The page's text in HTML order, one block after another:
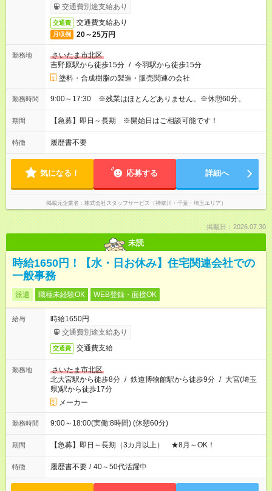
交通費別途支給あり
交通費 交通費支給あり
月収例 20～25万円
勤務地
さいたま市北区
吉野原駅から徒歩15分 / 今羽駅から徒歩15分
塗料・合成樹脂の製造・販売関連の会社
勤務時間 9:00～17:30 ※残業はほとんどありません。※休憩60分。
期間 【急募】即日～長期 ※開始日はご相談可能です！
特徴 履歴書不要
気になる！ 応募する 詳細へ
掲載元企業名 株式会社スタッフサービス（神奈川・千葉・埼玉エリア）
掲載日：2026.07.30
未読
時給1650円！【水・日お休み】住宅関連会社での
一般事務
派遣 職種未経験OK WEB登録・面接OK
給与
時給1650円
交通費別途支給あり
交通費 交通費支給
勤務地
さいたま市北区
北大宮駅から徒歩8分 / 鉄道博物館駅から徒歩9分 / 大宮(埼玉
県)駅から徒歩17分
メーカー
勤務時間 9:00～18:00(実働:8時間) (休憩60分)
期間 【急募】即日～長期（3カ月以上） ★8月～OK！
特徴 履歴書不要 / 40～50代活躍中